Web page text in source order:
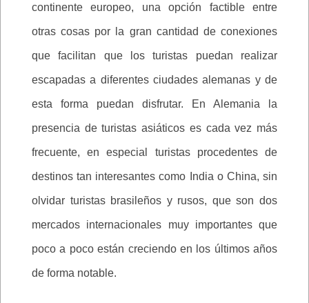
continente europeo, una opción factible entre
otras cosas por la gran cantidad de conexiones
que facilitan que los turistas puedan realizar
escapadas a diferentes ciudades alemanas y de
esta forma puedan disfrutar. En Alemania la
presencia de turistas asiáticos es cada vez más
frecuente, en especial turistas procedentes de
destinos tan interesantes como India o China, sin
olvidar turistas brasileños y rusos, que son dos
mercados internacionales muy importantes que
poco a poco están creciendo en los últimos años
de forma notable.